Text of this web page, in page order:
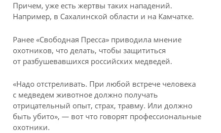
Причем, уже есть жертвы таких нападений.
Например, в Сахалинской области и на Камчатке.
Ранее «Свободная Пресса» приводила мнение
охотников, что делать, чтобы защититься
от разбушевавшихся российских медведей.
«Надо отстреливать. При любой встрече человека
с медведем животное должно получать
отрицательный опыт, страх, травму. Или должно
быть убито», — вот что говорят профессиональные
охотники.